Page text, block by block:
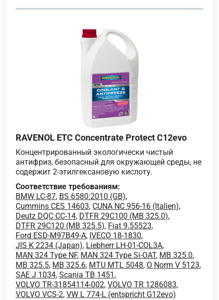
RAVENOL ETC Concentrate Protect C12evo
Концентрированный экологически чистый
антифриз, безопасный для окружающей среды, не
содержит 2-этилгексановую кислоту.
Соответствие требованиям:
BMW LC-87, BS 6580:2010 (GB),
Cummins CES 14603, CUNA NC 956-16 (Italien),
Deutz DQC CC-14, DTFR 29C100 (MB 325.0),
DTFR 29C120 (MB 325.5), Fiat 9.55523,
Ford ESD-M97B49-A, IVECO 18-1830,
JIS K 2234 (Japan), Liebherr LH-01-COL3A,
MAN 324 Type NF, MAN 324 Type Si-OAT, MB 325.0,
MB 325.5, MB 325.6, MTU MTL 5048, O Norm V 5123,
SAE J 1034, Scania TB 1451 ,
VOLVO TR-31854114-002, VOLVO TR 1286083,
VOLVO VCS-2, VW L 774-L (entspricht G12evo)